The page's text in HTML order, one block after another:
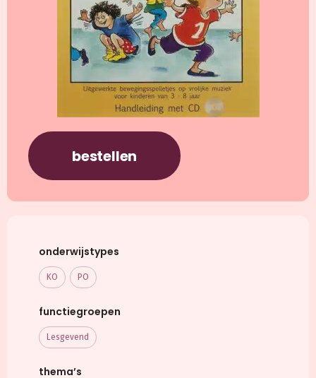
bestellen
onderwijstypes
KO PO
functiegroepen
Lesgevend
thema’s